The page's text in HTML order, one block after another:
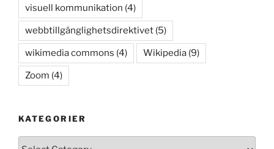
visuell kommunikation (4)
webbtillgänglighetsdirektivet (5)
wikimedia commons (4) Wikipedia (9)
Zoom (4)
KATEGORIER
Kategorier